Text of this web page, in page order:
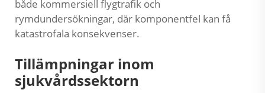
både kommersiell flygtrafik och
rymdundersökningar, där komponentfel kan få
katastrofala konsekvenser.
Tillämpningar inom
sjukvårdssektorn